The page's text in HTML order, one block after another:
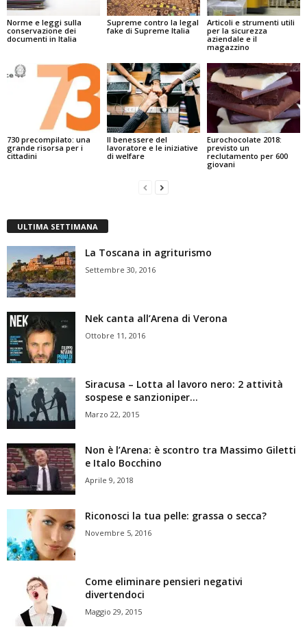
Norme e leggi sulla
conservazione dei
documenti in Italia
Supreme contro la legal
fake di Supreme Italia
Articoli e strumenti utili
per la sicurezza
aziendale e il
magazzino
730 precompilato: una
grande risorsa per i
cittadini
Il benessere del
lavoratore e le iniziative
di welfare
Eurochocolate 2018:
previsto un
reclutamento per 600
giovani
ULTIMA SETTIMANA
La Toscana in agriturismo
Settembre 30, 2016
Nek canta all’Arena di Verona
Ottobre 11, 2016
Siracusa – Lotta al lavoro nero: 2 attività
sospese e sanzioniper...
Marzo 22, 2015
Non è l’Arena: è scontro tra Massimo Giletti
e Italo Bocchino
Aprile 9, 2018
Riconosci la tua pelle: grassa o secca?
Novembre 5, 2016
Come eliminare pensieri negativi
divertendoci
Maggio 29, 2015